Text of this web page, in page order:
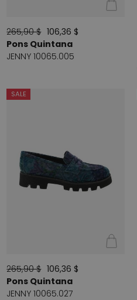
265,90 $ 106,36 $
Pons Quintana
JENNY 10065.005
SALE
265,90 $ 106,36 $
Pons Quintana
JENNY 10065.027